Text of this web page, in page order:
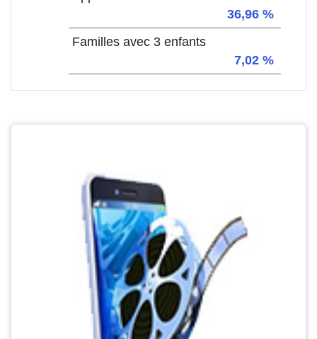
36,96 %
Familles avec 3 enfants
7,02 %